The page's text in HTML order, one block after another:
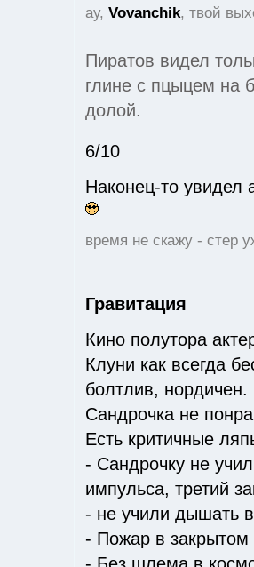
ау, Vovanchik, твой
Пиратов видел
глине с пцыцем на
долой.
6/10
Наконец-то увидел
время не скажу - стер
Гравитация
Кино полутора
Клуни как всегда
болтлив, нордичен.
Сандрочка не
Есть критичные
- Сандрочку не
импульса, третий
- не учили дышать
- Пожар в